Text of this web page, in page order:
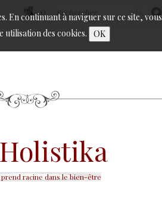
En continuant à naviguer sur ce site, vous
utilisation des cookies.
OK
0
racine dans le bien-être